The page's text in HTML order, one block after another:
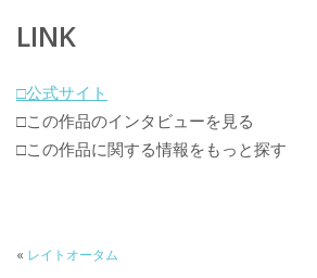
LINK
□公式サイト
□この作品のインタビューを見る
□この作品に関する情報をもっと探す
« レイトオータム